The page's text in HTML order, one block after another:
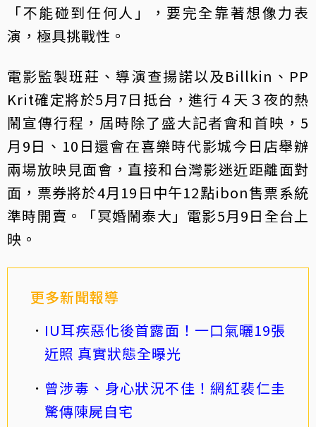
「不能碰到任何人」，要完全靠著想像力表
演，極具挑戰性。
電影監製班莊、導演查揚諾以及Billkin、PP
Krit確定將於5月7日抵台，進行４天３夜的熱
鬧宣傳行程，屆時除了盛大記者會和首映，5
月9日、10日還會在喜樂時代影城今日店舉辦
兩場放映見面會，直接和台灣影迷近距離面對
面，票券將於4月19日中午12點ibon售票系統
準時開賣。「冥婚鬧泰大」電影5月9日全台上
映。
更多新聞報導
IU耳疾惡化後首露面！一口氣曬19張
近照 真實狀態全曝光
曾涉毒、身心狀況不佳！網紅裴仁圭
驚傳陳屍自宅